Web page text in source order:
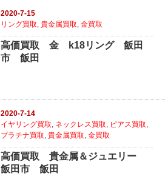
2020-7-15
リング買取,貴金属買取,金買取
高価買取 金 k18リング 飯田
市 飯田
2020-7-14
イヤリング買取, ネックレス買取, ピアス買取,
プラチナ買取,貴金属買取,金買取
高価買取 貴金属＆ジュエリー
飯田市 飯田